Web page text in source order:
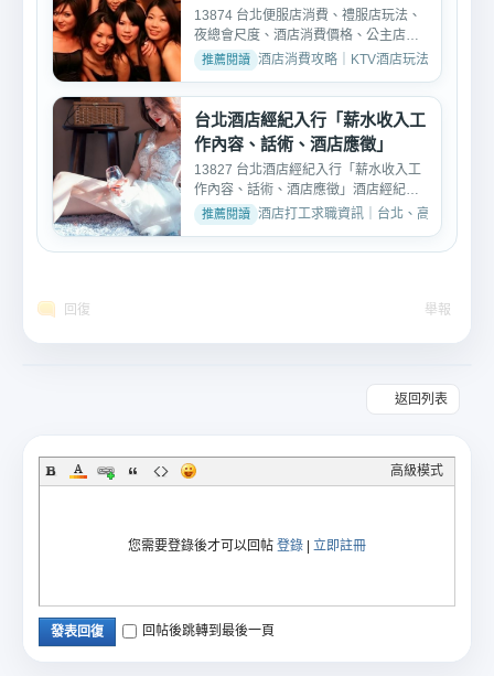
13874 台北便服店消費、禮服店玩法、
夜總會尺度、酒店消費價格、公主店消
費、麗緻酒店消費~台北...
酒店消費攻略｜KTV酒店玩法、消費與
台北酒店經紀入行「薪水收入工
作內容、話術、酒店應徵」
13827 台北酒店經紀入行「薪水收入工
作內容、話術、酒店應徵」酒店經紀人
顧名思義就是帶小姐去酒...
酒店打工求職資訊｜台北、高雄、台中
回復 舉報
返回列表
高級模式
您需要登錄後才可以回帖 登錄 立即註冊
發表回復 回帖後跳轉到最後一頁